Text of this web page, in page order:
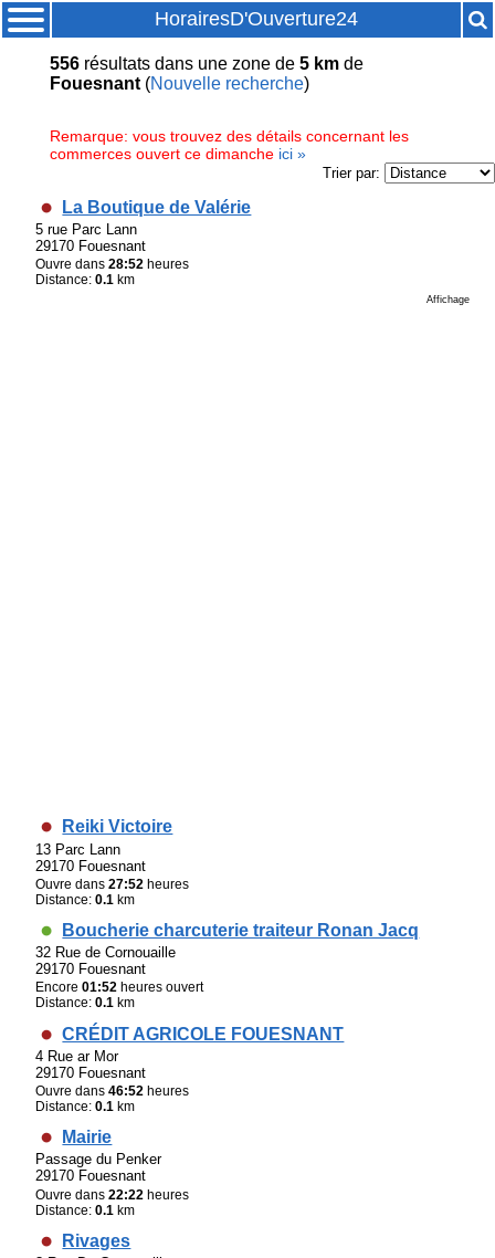
HorairesD'Ouverture24
556résultatsdans une zone de 5 kmde
Fouesnant(Nouvelle recherche)
Remarque: vous trouvez des détails concernant les
commerces ouvert ce dimanche ici »
Trier par:
La Boutique de Valérie
5 rue Parc Lann
29170 Fouesnant
Ouvre dans28:52 heures
Distance:0.1 km
Affichage
Reiki Victoire
13 Parc Lann
29170 Fouesnant
Ouvre dans27:52 heures
Distance:0.1 km
Boucherie charcuterie traiteur Ronan Jacq
32 Rue de Cornouaille
29170 Fouesnant
Encore01:52 heures ouvert
Distance:0.1 km
CRÉDIT AGRICOLE FOUESNANT
4 Rue ar Mor
29170 Fouesnant
Ouvre dans46:52 heures
Distance:0.1 km
Mairie
Passage du Penker
29170 Fouesnant
Ouvre dans22:22 heures
Distance:0.1 km
Rivages